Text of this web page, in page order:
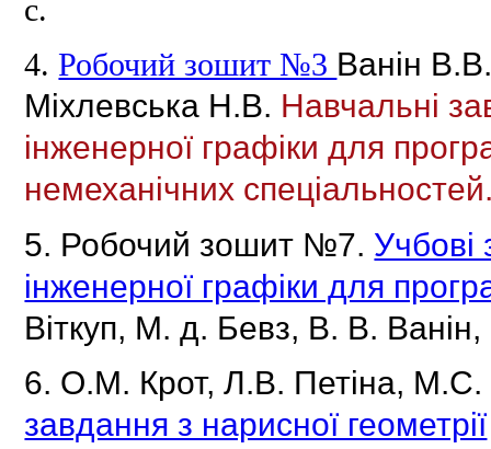
с.
4.Робочий зошит №3 Ванін
Міхлевська Н.В. Навчальні
інженерної графіки для
немеханічних
5. Робочий зошит №7. Учбові
інженерної графіки для
Віткуп, М.д. Бевз, В. В.
6. О.М. Крот, Л.В. Петіна, М.С.
завдання з нарисної геометрії